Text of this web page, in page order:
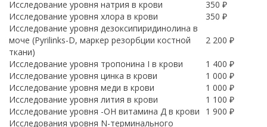
Исследование уровня натрия в крови
350 ₽
Исследование уровня хлора в крови
350 ₽
Исследование уровня дезоксипиридинолина в
моче (Pyrilinks-D, маркер резорбции костной
ткани)
2 200 ₽
Исследование уровня тропонина I в крови
1 400 ₽
Исследование уровня цинка в крови
1 000 ₽
Исследование уровня меди в крови
1 000 ₽
Исследование уровня лития в крови
1 100 ₽
Исследование уровня -OH витамина Д в крови
1 900 ₽
Исследования уровня N-терминального